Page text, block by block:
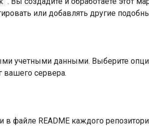
или добавлять другие
учетными данными. Выберите
вашего сервера.
файле README каждого